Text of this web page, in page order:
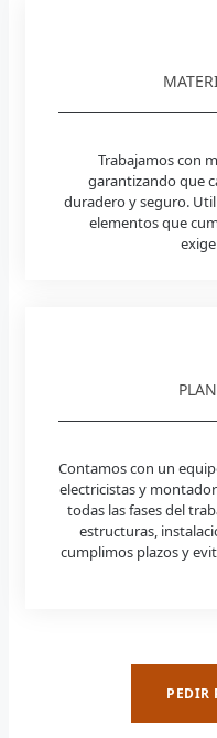
Trabajamos con
garantizando que
duradero y seguro.
elementos que
Contamos con un
electricistas y
todas las fases del
estructuras,
cumplimos plazos y
PEDIR